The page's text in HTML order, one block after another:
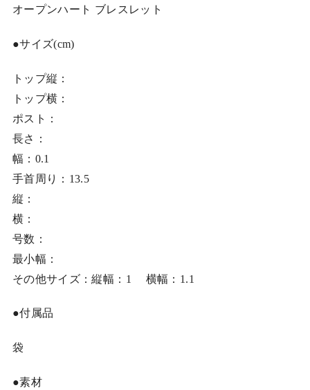
オープンハート ブレスレット
●サイズ(cm)
トップ縦：
トップ横：
ポスト：
長さ：
幅：0.1
手首周り：13.5
縦：
横：
号数：
最小幅：
その他サイズ：縦幅：1 横幅：1.1
●付属品
袋
●素材